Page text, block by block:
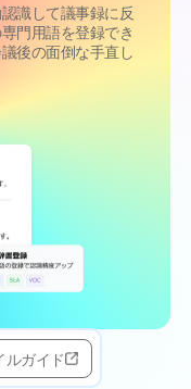
識して議事録に反
門用語を登録でき
後の面倒な手直し
ルガイド